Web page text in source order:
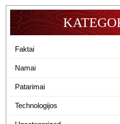
Faktai
Namai
Patarimai
Technologijos